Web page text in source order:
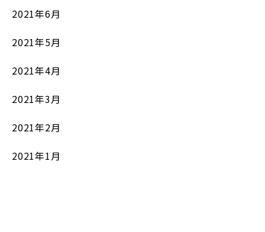
2021年6月
2021年5月
2021年4月
2021年3月
2021年2月
2021年1月